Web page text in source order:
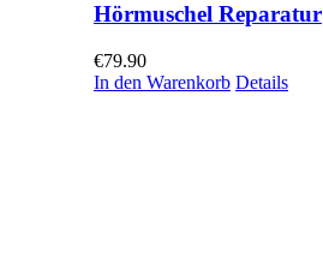
Hörmuschel Reparatur
€79.90
In den Warenkorb Details